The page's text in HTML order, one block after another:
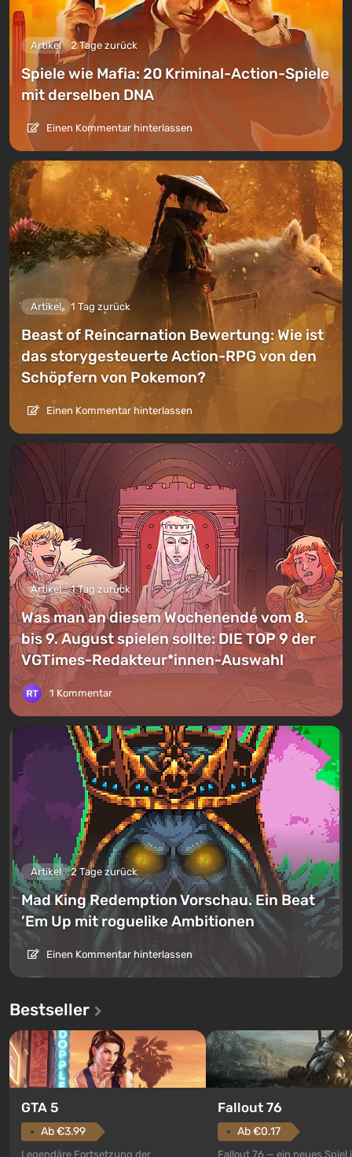
Artikel 2 Tage zurück
Spiele wie Mafia: 20 Kriminal-Action-Spiele
mit derselben DNA
Einen Kommentar hinterlassen
Artikel 1 Tag zurück
Beast of Reincarnation Bewertung: Wie ist
das storygesteuerte Action-RPG von den
Schöpfern von Pokemon?
Einen Kommentar hinterlassen
Artikel 1 Tag zurück
Was man an diesem Wochenende vom 8.
bis 9. August spielen sollte: DIE TOP 9 der
VGTimes-Redakteur*innen-Auswahl
1 Kommentar
Artikel 2 Tage zurück
Mad King Redemption Vorschau. Ein Beat
’Em Up mit roguelike Ambitionen
Einen Kommentar hinterlassen
Bestseller
GTA 5
Ab €3.99
Legendäre Fortsetzung der
Fallout 76
Ab €0.17
Fallout 76 — ein neues Spiel